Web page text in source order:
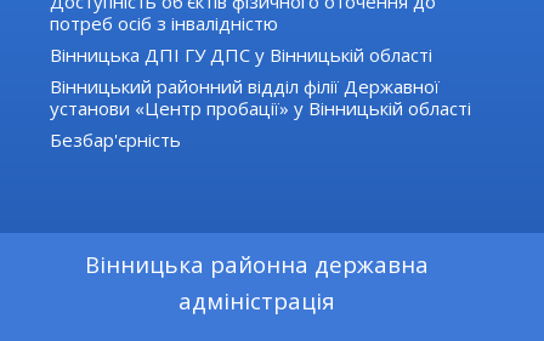
потреб осіб з інвалідністю
Вінницька ДПІ ГУ ДПС у Вінницькій області
Вінницький районний відділ філії Державної
установи «Центр пробації» у Вінницькій області
Безбар'єрність
Вінницька районна державна
адміністрація